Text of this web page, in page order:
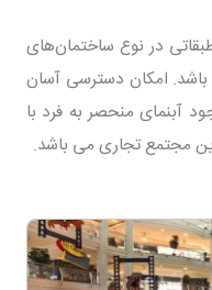
در نوع ساختمان‌های
امکان دسترسی آسان
آبنمای منحصر به ‌‌فرد با
مجتمع تجاری می باشد.